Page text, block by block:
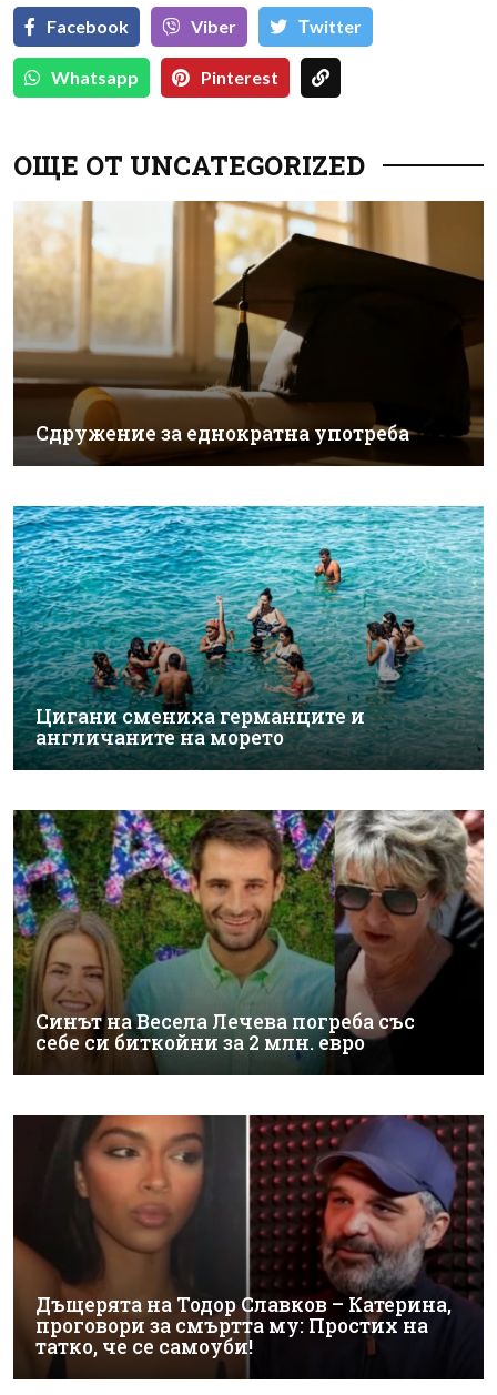
Facebook Viber Тwitter
Whatsapp Pinterest
ОЩЕ ОТ UNCATEGORIZED
Сдружение за еднократна употреба
Цигани смениха германците и
англичаните на морето
Синът на Весела Лечева погреба със
себе си биткойни за 2 млн. евро
Дъщерята на Тодор Славков – Катерина,
проговори за смъртта му: Простих на
татко, че се самоуби!